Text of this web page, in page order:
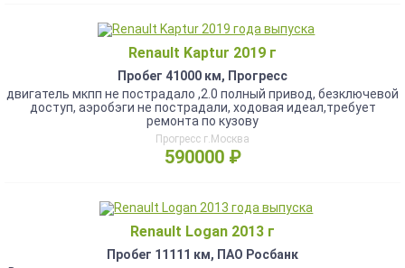
Renault Kaptur 2019 г
Пробег 41000 км, Прогресс
двигатель мкпп не пострадало ,2.0 полный привод, безключевой
доступ, аэробэги не пострадали, ходовая идеал,требует
ремонта по кузову
Прогресс г.Москва
590000 ₽
Renault Logan 2013 г
Пробег 11111 км, ПАО Росбанк